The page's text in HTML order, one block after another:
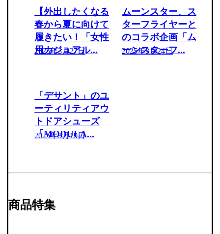
【外出したくなる
春から夏に向けて
履きたい！「女性
用カジュアル...
2025年3月27日
ムーンスター、ス
ターフライヤーと
のコラボ企画「ム
ーンスターフ...
2025年3月24日
「デサント」のユ
ーティリティアウ
トドアシューズ
「MODULA...
2025年3月19日
商品特集